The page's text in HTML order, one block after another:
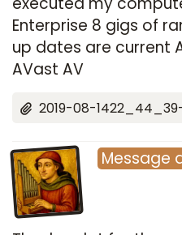
Enterprise 8 gigs of
up dates are current
AVast AV
2019-08-
Message